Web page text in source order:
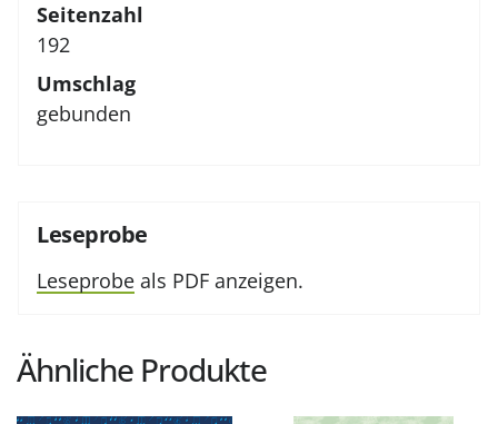
Seitenzahl
192
Umschlag
gebunden
Leseprobe
Leseprobe als PDF anzeigen.
Ähnliche Produkte